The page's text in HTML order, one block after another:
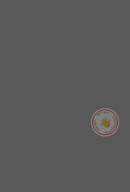
ПОМОЩЬ ПОМОЩЬ ПОМОЩЬ ПОМОЩЬ